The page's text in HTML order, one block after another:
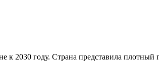
2030 году. Страна представила плотный